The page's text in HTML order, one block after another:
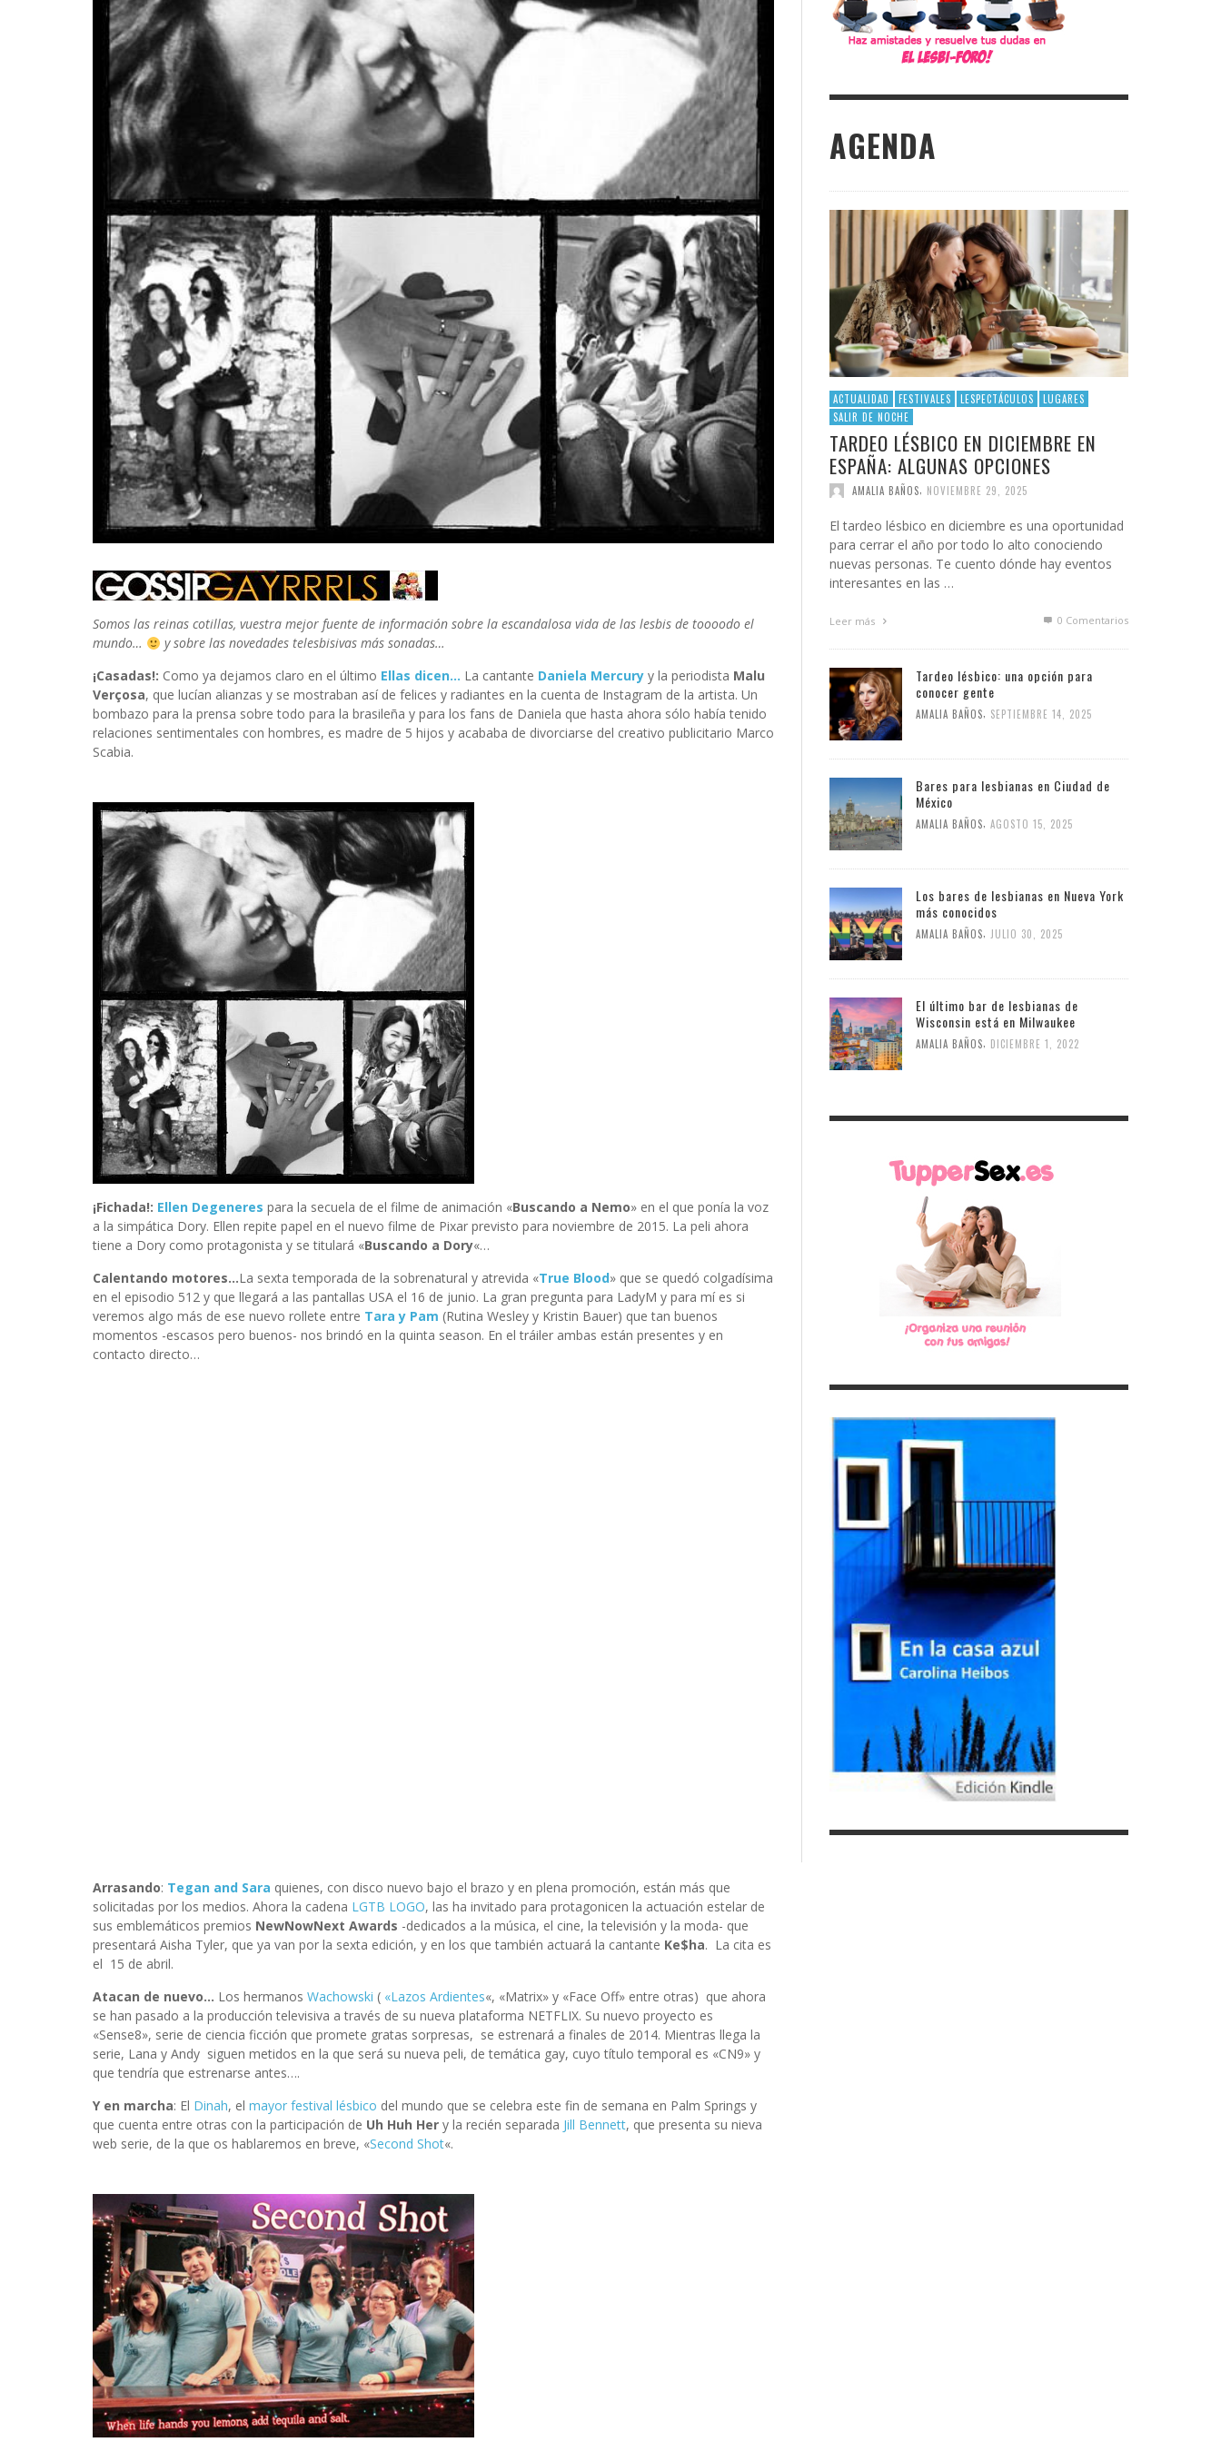
INFIELES
Somos las reinas cotillas, vuestra mejor fuente de información sobre la escandalosa vida de las lesbis de toooodo el
mundo…
y sobre las novedades telesbisivas más sonadas…
¡Casadas!: Como ya dejamos claro en el último Ellas dicen… La cantante Daniela Mercury y la periodista Malu
Verçosa, que lucían alianzas y se mostraban así de felices y radiantes en la cuenta de Instagram de la artista. Un
bombazo para la prensa sobre todo para la brasileña y para los fans de Daniela que hasta ahora sólo había tenido
relaciones sentimentales con hombres, es madre de 5 hijos y acababa de divorciarse del creativo publicitario Marco
Scabia.
¡Fichada!: Ellen Degeneres para la secuela de el filme de animación «Buscando a Nemo» en el que ponía la voz
a la simpática Dory. Ellen repite papel en el nuevo filme de Pixar previsto para noviembre de 2015. La peli ahora
tiene a Dory como protagonista y se titulará «Buscando a Dory«…
Calentando motores…La sexta temporada de la sobrenatural y atrevida «True Blood» que se quedó colgadísima
en el episodio 512 y que llegará a las pantallas USA el 16 de junio. La gran pregunta para LadyM y para mí es si
veremos algo más de ese nuevo rollete entre Tara y Pam (Rutina Wesley y Kristin Bauer) que tan buenos
momentos -escasos pero buenos- nos brindó en la quinta season. En el tráiler ambas están presentes y en
contacto directo…
Arrasando: Tegan and Sara quienes, con disco nuevo bajo el brazo y en plena promoción, están más que
solicitadas por los medios. Ahora la cadena LGTB LOGO, las ha invitado para protagonicen la actuación estelar de
sus emblemáticos premios NewNowNext Awards -dedicados a la música, el cine, la televisión y la moda- que
presentará Aisha Tyler, que ya van por la sexta edición, y en los que también actuará la cantante Ke$ha. La cita es
el 15 de abril.
Atacan de nuevo… Los hermanos Wachowski ( «Lazos Ardientes«, «Matrix» y «Face Off» entre otras) que ahora
se han pasado a la producción televisiva a través de su nueva plataforma NETFLIX. Su nuevo proyecto es
«Sense8», serie de ciencia ficción que promete gratas sorpresas, se estrenará a finales de 2014. Mientras llega la
serie, Lana y Andy siguen metidos en la que será su nueva peli, de temática gay, cuyo título temporal es «CN9» y
que tendría que estrenarse antes….
Y en marcha: El Dinah, el mayor festival lésbico del mundo que se celebra este fin de semana en Palm Springs y
que cuenta entre otras con la participación de Uh Huh Her y la recién separada Jill Bennett, que presenta su nieva
web serie, de la que os hablaremos en breve, «Second Shot«.
AGENDA
ACTUALIDAD FESTIVALES LESPECTÁCULOS
LUGARES
SALIR DE NOCHE
TARDEO LÉSBICO EN DICIEMBRE EN
ESPAÑA: ALGUNAS OPCIONES
AMALIA BAÑOS, NOVIEMBRE 29, 2025
El tardeo lésbico en diciembre es una oportunidad
para cerrar el año por todo lo alto conociendo
nuevas personas. Te cuento dónde hay eventos
interesantes en las …
Leer más 0 Comentarios
Tardeo lésbico: una opción para
conocer gente
AMALIA BAÑOS SEPTIEMBRE 14, 2025
Bares para lesbianas en Ciudad de
México
AMALIA BAÑOS AGOSTO 15, 2025
Los bares de lesbianas en Nueva York
más conocidos
AMALIA BAÑOS JULIO 30, 2025
El último bar de lesbianas de
Wisconsin está en Milwaukee
AMALIA BAÑOS DICIEMBRE 1, 2022